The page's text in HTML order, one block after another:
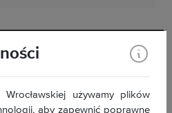
używamy plików
aby zapewnić poprawne